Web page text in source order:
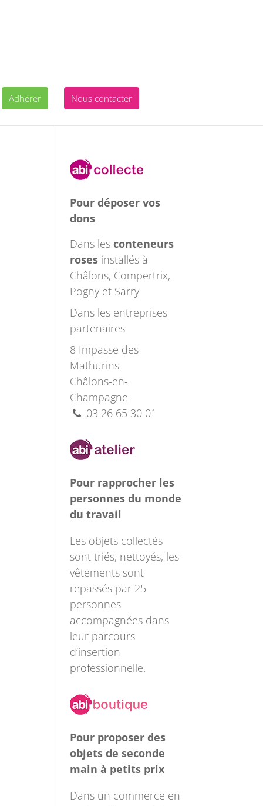
Adhérer Nous contacter
Pour déposer vos
dons
Dans les conteneurs
roses installés à
Châlons, Compertrix,
Pogny et Sarry
Dans les entreprises
partenaires
8 Impasse des
Mathurins
Châlons-en-
Champagne
03 26 65 30 01
Pour rapprocher les
personnes du monde
du travail
Les objets collectés
sont triés, nettoyés, les
vêtements sont
repassés par 25
personnes
accompagnées dans
leur parcours
d’insertion
professionnelle.
Pour proposer des
objets de seconde
main à petits prix
Dans un commerce en